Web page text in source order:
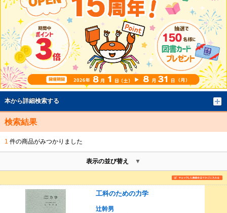
本から詳細検索する
検索結果
1 件の商品がみつかりました
表示の並び替え
工科のための力学
辻幹男